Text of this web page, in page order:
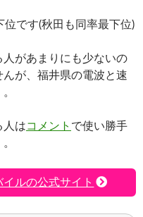
です(秋田も同率最下位)
があまりにも少ないの
が、福井県の電波と速
人はコメント で使い勝手
ルの公式サイト